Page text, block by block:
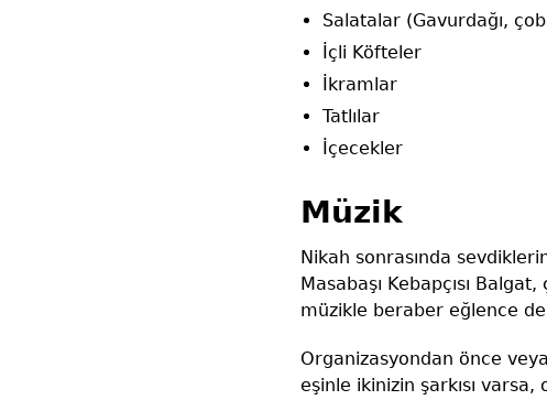
Salatalar (Gavurdağı,
İçli Köfteler
İkramlar
Tatlılar
İçecekler
Müzik
Nikah sonrasında
Masabaşı Kebapçısı
müzikle beraber eğlence
Organizasyondan önce
eşinle ikinizin şarkısı